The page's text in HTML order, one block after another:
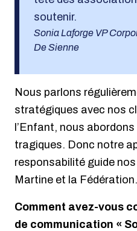
soutenir.
Sonia Laforge VP
De Sienne
Nous parlons
stratégiques avec nos
l’Enfant, nous
tragiques. Donc notre
responsabilité guide
Martine et la Fédération.
Comment avez-vous
de communication «